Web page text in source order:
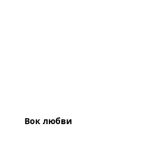
Вок любви